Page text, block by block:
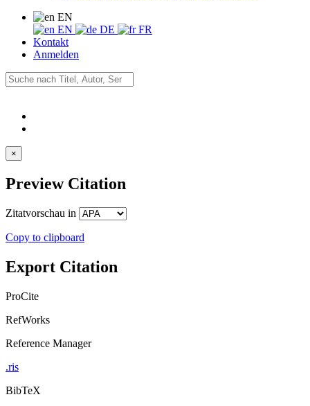
EN
EN
DE
FR
Kontakt
Anmelden
×
Preview Citation
Zitatvorschau in
Copy to clipboard
Export Citation
ProCite
RefWorks
Reference Manager
.ris
BibTeX